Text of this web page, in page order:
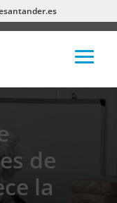
de
la